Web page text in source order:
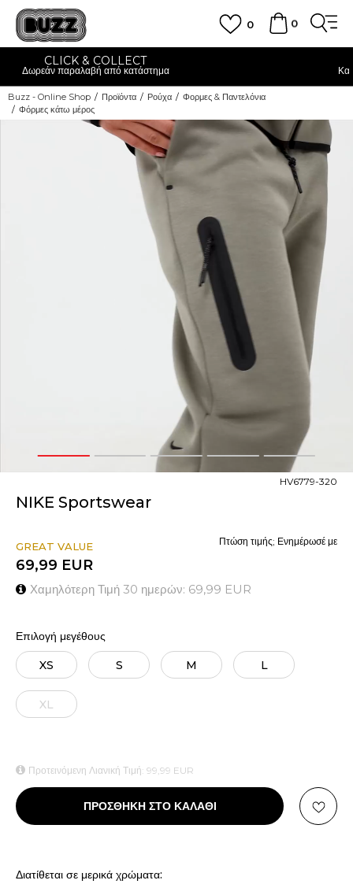
0
0
από κατάστημα Και κέρδισε-10% με
Buzz - Online Shop Προϊόντα Ρούχα
Φορμες & Παντελόνια
Φόρμες κάτω μέρος
1 2 3 4 5
NIKE Sportswear
HV6779-320
GREAT VALUE
69,99 EUR
Χαμηλότερη Τιμή 30 ημερών: 69,99 EUR
Πτώση τιμής; Ενημέρωσέ με
Επιλογή μεγέθους
XS S M L
XL
Προτεινόμενη Λιανική Τιμή: 99,99 EUR
ΠΡΟΣΘΗΚΗ ΣΤΟ ΚΑΛΑΘΙ
Διατίθεται σε μερικά χρώματα: